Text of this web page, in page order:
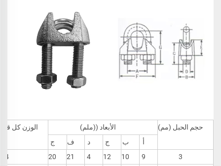
حجم الحبل (مم) الأبعاد ((ملم)
الوزن كل
أ
ب ج د ف
ج
3
9
10
12
4
21
20